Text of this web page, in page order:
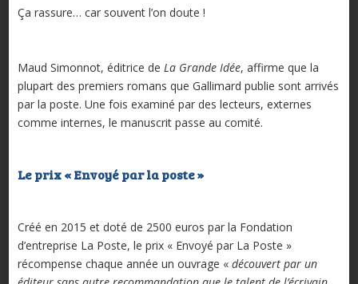
Ça rassure… car souvent l’on doute !
Maud Simonnot, éditrice de La Grande Idée, affirme que la
plupart des premiers romans que Gallimard publie sont arrivés
par la poste. Une fois examiné par des lecteurs, externes
comme internes, le manuscrit passe au comité.
Le prix « Envoyé par la poste »
Créé en 2015 et doté de 2500 euros par la Fondation
d’entreprise La Poste, le prix « Envoyé par La Poste »
récompense chaque année un ouvrage « découvert par un